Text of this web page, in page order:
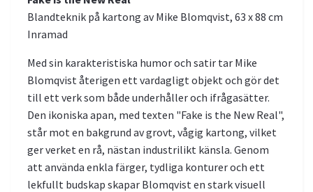
Blandteknik på kartong av Mike Blomqvist, 63 x 88 cm
Inramad
Med sin karakteristiska humor och satir tar Mike
Blomqvist återigen ett vardagligt objekt och gör det
till ett verk som både underhåller och ifrågasätter.
Den ikoniska apan, med texten "Fake is the New Real",
står mot en bakgrund av grovt, vågig kartong, vilket
ger verket en rå, nästan industrilikt känsla. Genom
att använda enkla färger, tydliga konturer och ett
lekfullt budskap skapar Blomqvist en stark visuell